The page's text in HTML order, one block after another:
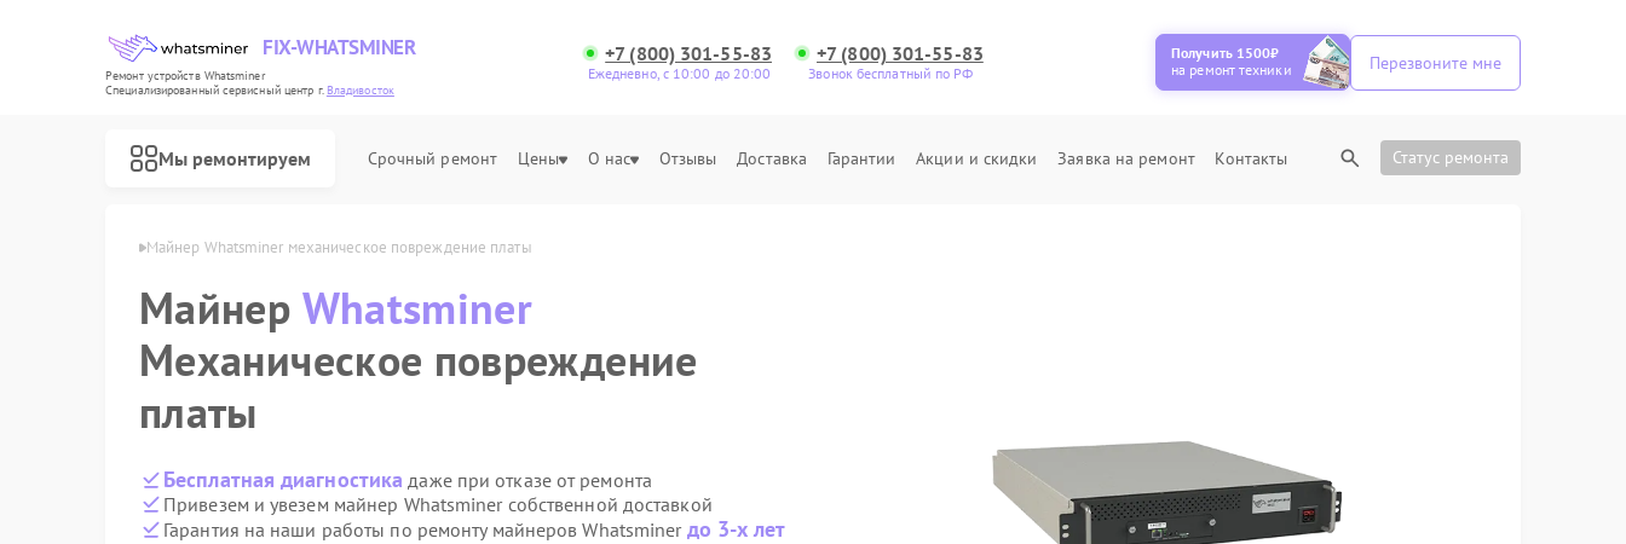
FIX-WHATSMINER
Ремонт устройств Whatsminer
Специализированный cервисный центр г. Владивосток
+7 (800) 301-55-83
Ежедневно, с 10:00 до 20:00
+7 (800) 301-55-83
Звонок бесплатный по РФ
Получить 1500₽
на ремонт техники
Перезвоните мне
Мы ремонтируем Срочный ремонт Цены О нас Отзывы Доставка Гарантии Акции и скидки Заявка на ремонт Контакты Статус ремонта
Майнер Whatsminer механическое повреждение платы
Майнер Whatsminer
Механическое повреждение
платы
Бесплатная диагностика даже при отказе от ремонта
Привезем и увезем майнер Whatsminer собственной доставкой
Гарантия на наши работы по ремонту майнеров Whatsminer до 3-х лет